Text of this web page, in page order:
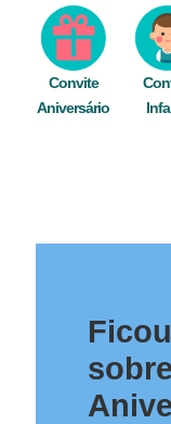
Convite
Aniversário